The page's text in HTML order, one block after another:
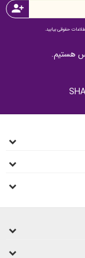
person_add
حقوقی بیابید.